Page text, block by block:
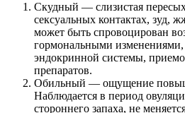
Скудный — слизистая
сексуальных контактах, зуд,
может быть спровоцирован
гормональными изменениями,
эндокринной системы,
препаратов.
Обильный — ощущение
Наблюдается в период
стороннего запаха, не